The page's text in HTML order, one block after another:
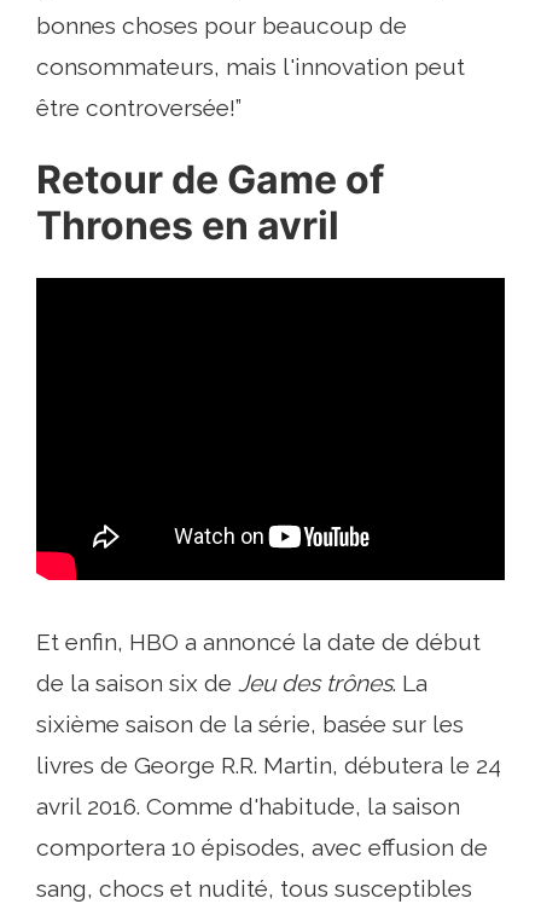
bonnes choses pour beaucoup de
consommateurs, mais l'innovation peut
être controversée!”
Retour de Game of
Thrones en avril
Et enfin, HBO a annoncé la date de début
de la saison six de Jeu des trônes. La
sixième saison de la série, basée sur les
livres de George R.R. Martin, débutera le 24
avril 2016. Comme d'habitude, la saison
comportera 10 épisodes, avec effusion de
sang, chocs et nudité, tous susceptibles